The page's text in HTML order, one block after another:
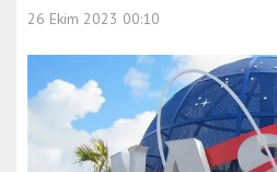
26 Ekim 2023 00:10